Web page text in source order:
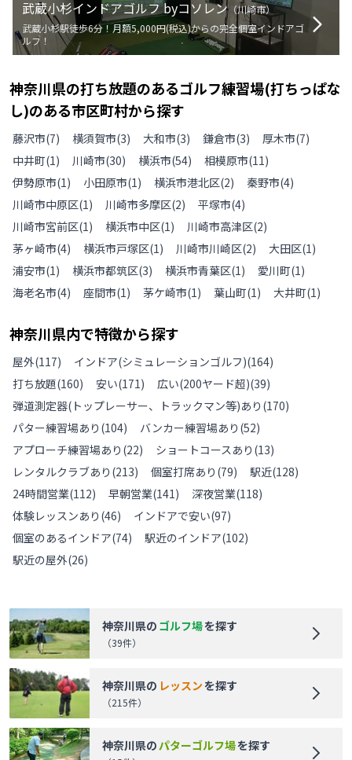
武蔵小杉インドアゴルフ byコソレン（川崎市）
武蔵小杉駅徒歩6分！月額5,000円(税込)からの完全個室インドアゴ
ルフ！
神奈川県の打ち放題のあるゴルフ練習場(打ちっぱな
し)のある市区町村から探す
藤沢市(7) 横須賀市(3) 大和市(3) 鎌倉市(3) 厚木市(7)
中井町(1) 川崎市(30) 横浜市(54) 相模原市(11)
伊勢原市(1) 小田原市(1) 横浜市港北区(2) 秦野市(4)
川崎市中原区(1) 川崎市多摩区(2) 平塚市(4)
川崎市宮前区(1) 横浜市中区(1) 川崎市高津区(2)
茅ヶ崎市(4) 横浜市戸塚区(1) 川崎市川崎区(2) 大田区(1)
浦安市(1) 横浜市都筑区(3) 横浜市青葉区(1) 愛川町(1)
海老名市(4) 座間市(1) 茅ケ崎市(1) 葉山町(1) 大井町(1)
神奈川県内で特徴から探す
屋外(117) インドア(シミュレーションゴルフ)(164)
打ち放題(160) 安い(171) 広い(200ヤード超)(39)
弾道測定器(トップレーサー、トラックマン等)あり (170)
パター練習場あり (104) バンカー練習場あり (52)
アプローチ練習場あり (22) ショートコースあり (13)
レンタルクラブあり (213) 個室打席あり (79) 駅近(128)
24時間営業(112) 早朝営業(141) 深夜営業(118)
体験レッスンあり (46) インドアで安い(97)
個室のあるインドア(74) 駅近のインドア(102)
駅近の屋外(26)
神奈川県の ゴルフ場を探す
（39件）
神奈川県の レッスンを探す
（215件）
神奈川県のパターゴルフ場を探す